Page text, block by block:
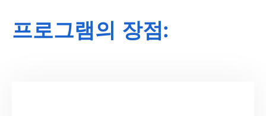
프로그램의 장점: